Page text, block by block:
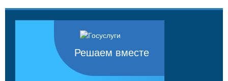
Решаем вместе